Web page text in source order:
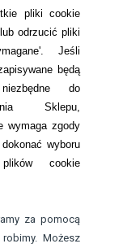
pliki cookie
odrzucić pliki
Jeśli
będą
do
Sklepu,
wymaga zgody
wyboru
cookie
za pomocą
Możesz